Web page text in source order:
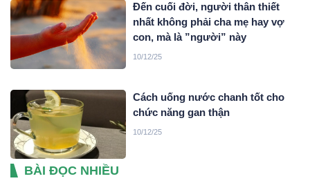
Đến cuối đời, người thân thiết
nhất không phải cha mẹ hay vợ
con, mà là ”người” này
10/12/25
Cách uống nước chanh tốt cho
chức năng gan thận
10/12/25
BÀI ĐỌC NHIỀU